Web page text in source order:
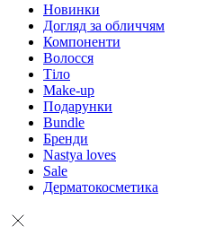
Новинки
Догляд за обличчям
Компоненти
Волосся
Тіло
Make-up
Подарунки
Bundle
Бренди
Nastya loves
Sale
Дерматокосметика